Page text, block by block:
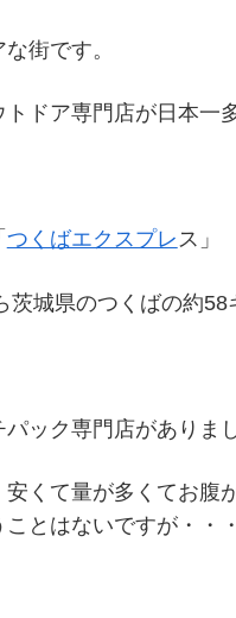
街です。
ドア専門店が日本一
つくばエクスプレス」
城県のつくばの約58
ック専門店がありまし
くて量が多くてお
とはないですが・・・